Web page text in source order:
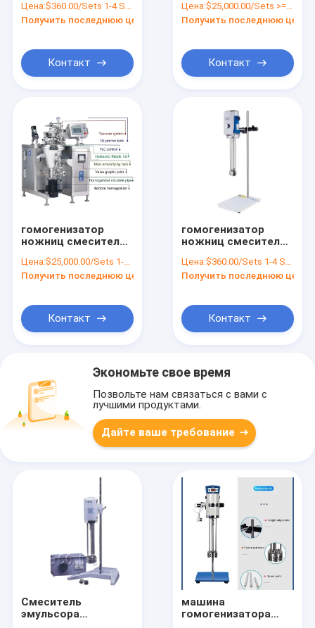
среды 1L 7 KG для
косметик
Цена:$360.00/Sets 1-4 Sets
Получить последнюю цену
Контакт
10L для
косметической
Цена:$25,000.00/Sets >=1 Sets
Получить последнюю цену
Контакт
гомогенизатор
ножниц смесителя
лаборатории 10L
высокий 4 kW
Цена:$25,000.00/Sets 1-4 Sets
Получить последнюю цену
Контакт
гомогенизатор
ножниц смесителя
высокий для
косметического
Цена:$360.00/Sets 1-4 Sets
Получить последнюю цену
Контакт
Экономьте свое время
Позвольте нам связаться с вами с
лучшими продуктами.
Дайте ваше требование
Смеситель
эмульсора
машина
гомогенизатора